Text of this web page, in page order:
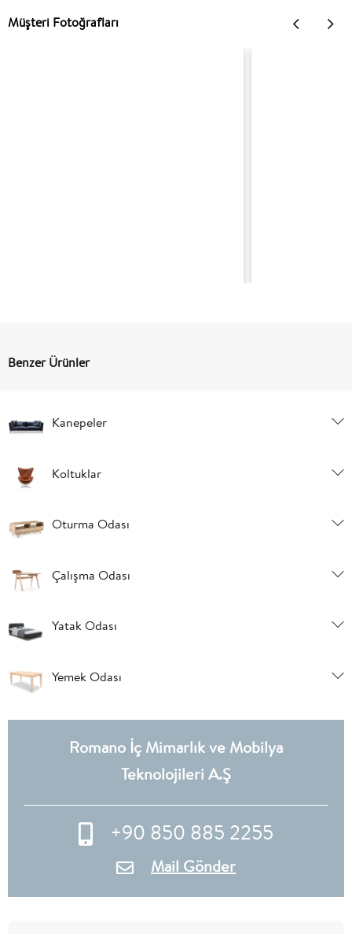
Müşteri Fotoğrafları
Benzer Ürünler
Kanepeler
Koltuklar
Oturma Odası
Çalışma Odası
Yatak Odası
Yemek Odası
Romano İç Mimarlık ve Mobilya
Teknolojileri A.Ş
+90 850 885 2255
Mail Gönder